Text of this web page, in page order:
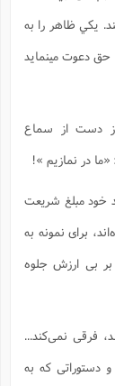
يكي ظاهر را به
دعوت مي‏نمايد
براي نماز دست از سماع
در نمازيم »!
خود مبلغ شریعت
برای نمونه به
بی ارزش جلوه
فرقی نمی‌کند...
دستوراتی که به